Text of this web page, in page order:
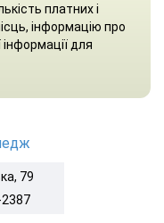
платних і
інформацію про
для
79